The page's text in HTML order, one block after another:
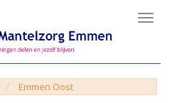
Emmen Oost